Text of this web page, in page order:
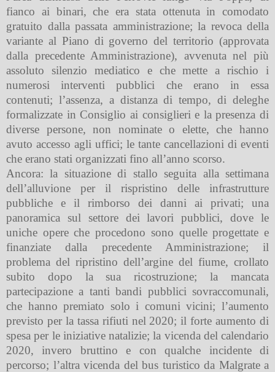
fianco ai binari, che era stata ottenuta in comodato
gratuito dalla passata amministrazione; la revoca della
variante al Piano di governo del territorio (approvata
dalla precedente Amministrazione), avvenuta nel più
assoluto silenzio mediatico e che mette a rischio i
numerosi interventi pubblici che erano in essa
contenuti; l’assenza, a distanza di tempo, di deleghe
formalizzate in Consiglio ai consiglieri e la presenza di
diverse persone, non nominate o elette, che hanno
avuto accesso agli uffici; le tante cancellazioni di eventi
che erano stati organizzati fino all’anno scorso.
Ancora: la situazione di stallo seguita alla settimana
dell’alluvione per il rispristino delle infrastrutture
pubbliche e il rimborso dei danni ai privati; una
panoramica sul settore dei lavori pubblici, dove le
uniche opere che procedono sono quelle progettate e
finanziate dalla precedente Amministrazione; il
problema del ripristino dell’argine del fiume, crollato
subito dopo la sua ricostruzione; la mancata
partecipazione a tanti bandi pubblici sovraccomunali,
che hanno premiato solo i comuni vicini; l’aumento
previsto per la tassa rifiuti nel 2020; il forte aumento di
spesa per le iniziative natalizie; la vicenda del calendario
2020, invero bruttino e con qualche incidente di
percorso; l’altra vicenda del bus turistico da Malgrate a